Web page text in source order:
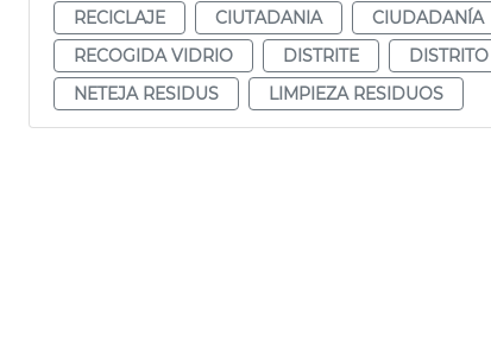
RECICLAJE
CIUTADANIA CIUDADANÍA
RECOGIDA VIDRIO
DISTRITE DISTRITO
NETEJA RESIDUS
LIMPIEZA RESIDUOS